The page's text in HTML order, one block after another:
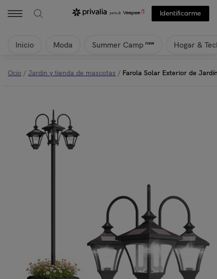
Identificarme
Inicio Moda Summer Camp new Hogar &
Ocio / Jardin y tienda de mascotas / Farola Solar Exterior de